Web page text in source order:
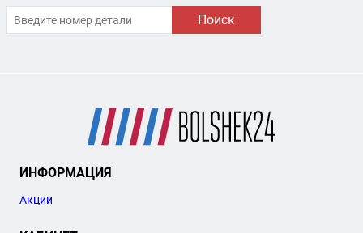
Поиск
ИНФОРМАЦИЯ
Акции